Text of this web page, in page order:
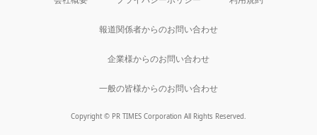
報道関係者からのお問い合わせ
企業様からのお問い合わせ
一般の皆様からのお問い合わせ
Copyright © PR TIMES Corporation All Rights Reserved.